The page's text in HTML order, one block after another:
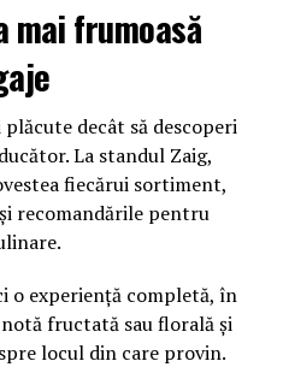
mai frumoasă
decât să descoperi
La standul Zaig,
fiecărui sortiment,
recomandările pentru
o experiență completă, în
fructată sau florală și
locul din care provin.